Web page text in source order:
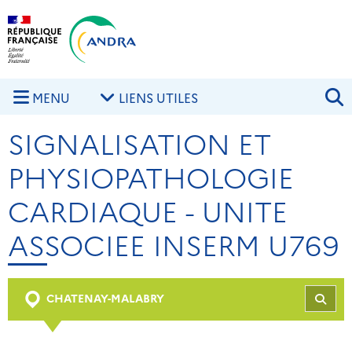
Aller au contenu principal
MENU LIENS UTILES
SIGNALISATION ET
PHYSIOPATHOLOGIE
CARDIAQUE - UNITE
ASSOCIEE INSERM U769
CHATENAY-MALABRY